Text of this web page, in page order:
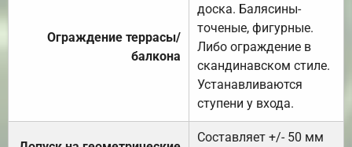
Ограждение террасы/
балкона
доска. Балясины-
точеные, фигурные.
Либо ограждение в
скандинавском стиле.
Устанавливаются
ступени у входа.
Составляет +/- 50 мм